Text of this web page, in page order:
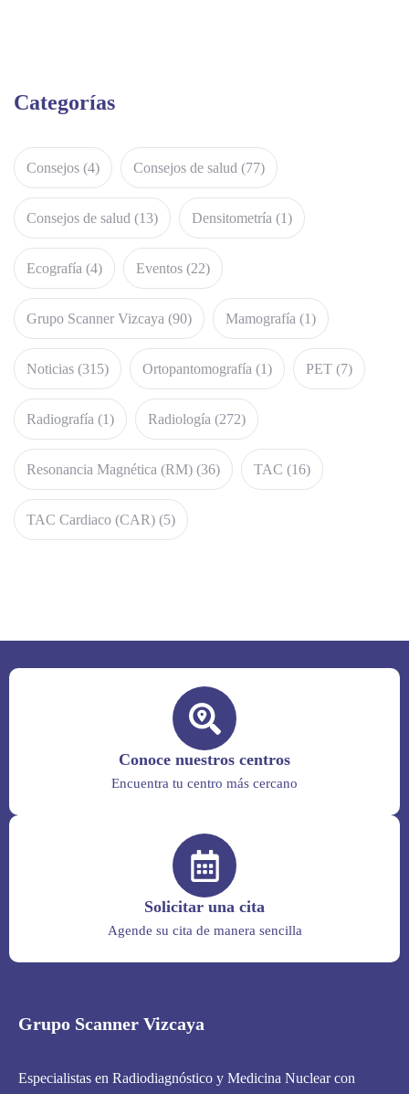
Categorías
Consejos (4) Consejos de salud (77)
Consejos de salud (13) Densitometría (1)
Ecografía (4) Eventos (22)
Grupo Scanner Vizcaya (90) Mamografía (1)
Noticias (315) Ortopantomografía (1) PET (7)
Radiografía (1) Radiología (272)
Resonancia Magnética (RM) (36) TAC (16)
TAC Cardiaco (CAR) (5)
Conoce nuestros centros
Encuentra tu centro más cercano
Solicitar una cita
Agende su cita de manera sencilla
Grupo Scanner Vizcaya
Especialistas en Radiodiagnóstico y Medicina Nuclear con